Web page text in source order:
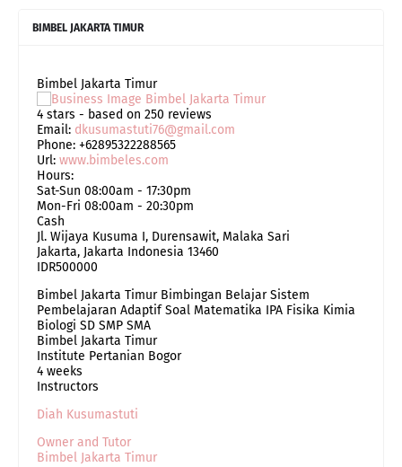
BIMBEL JAKARTA TIMUR
Bimbel Jakarta Timur
4 stars - based on 250 reviews
Email: dkusumastuti76@gmail.com
Phone: +62895322288565
Url: www.bimbeles.com
Hours:
Sat-Sun 08:00am - 17:30pm
Mon-Fri 08:00am - 20:30pm
Cash
Jl. Wijaya Kusuma I, Durensawit, Malaka Sari
Jakarta, Jakarta Indonesia 13460
IDR500000
Bimbel Jakarta Timur Bimbingan Belajar Sistem
Pembelajaran Adaptif Soal Matematika IPA Fisika Kimia
Biologi SD SMP SMA
Bimbel Jakarta Timur
Institute Pertanian Bogor
4 weeks
Instructors
Diah Kusumastuti
Owner and Tutor
Bimbel Jakarta Timur